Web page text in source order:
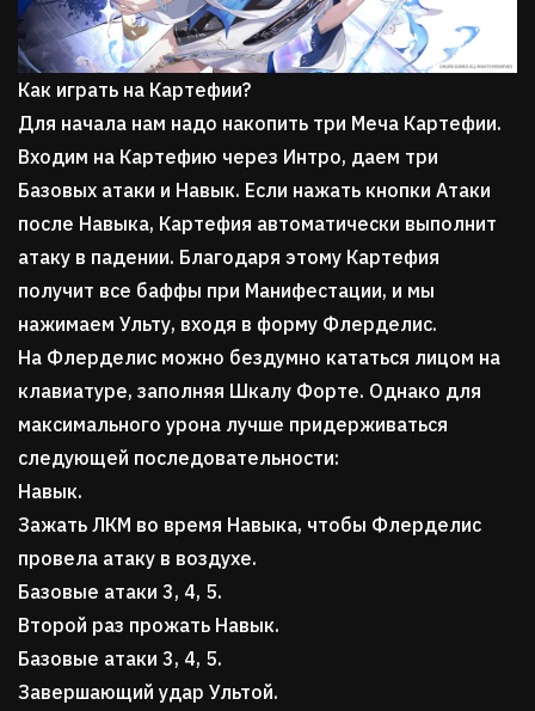
Как играть на Картефии?
Для начала нам надо накопить три Меча Картефии.
Входим на Картефию через Интро, даем три
Базовых атаки и Навык. Если нажать кнопки Атаки
после Навыка, Картефия автоматически выполнит
атаку в падении. Благодаря этому Картефия
получит все баффы при Манифестации, и мы
нажимаем Ульту, входя в форму Флерделис.
На Флерделис можно бездумно кататься лицом на
клавиатуре, заполняя Шкалу Форте. Однако для
максимального урона лучше придерживаться
следующей последовательности:
Навык.
Зажать ЛКМ во время Навыка, чтобы Флерделис
провела атаку в воздухе.
Базовые атаки 3, 4, 5.
Второй раз прожать Навык.
Базовые атаки 3, 4, 5.
Завершающий удар Ультой.